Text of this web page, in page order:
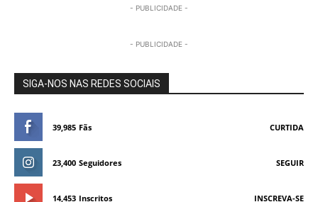
- PUBLICIDADE -
- PUBLICIDADE -
SIGA-NOS NAS REDES SOCIAIS
39,985 Fãs CURTIDA
23,400 Seguidores SEGUIR
14,453 Inscritos INSCREVA-SE